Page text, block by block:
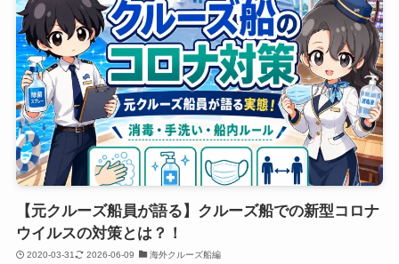
【元クルーズ船員が語る】クルーズ船での新型コロナ
ウイルスの対策とは？！
2020-03-31 2026-06-09 海外クルーズ船編